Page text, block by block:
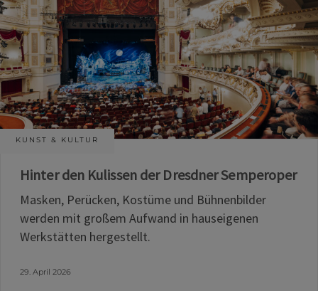
KUNST & KULTUR
Hinter den Kulissen der Dresdner Semperoper
Masken, Perücken, Kostüme und Bühnenbilder
werden mit großem Aufwand in hauseigenen
Werkstätten hergestellt.
29. April 2026